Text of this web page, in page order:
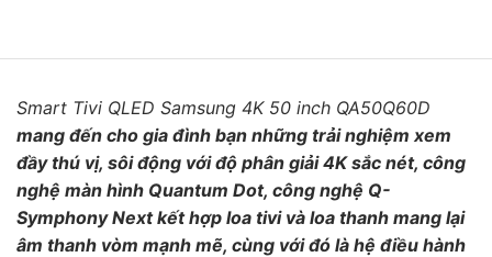
Smart Tivi QLED Samsung 4K 50 inch QA50Q60D
mang đến cho gia đình bạn những trải nghiệm xem
đầy thú vị, sôi động với độ phân giải 4K sắc nét, công
nghệ màn hình Quantum Dot, công nghệ Q-
Symphony Next kết hợp loa tivi và loa thanh mang lại
âm thanh vòm mạnh mẽ, cùng với đó là hệ điều hành